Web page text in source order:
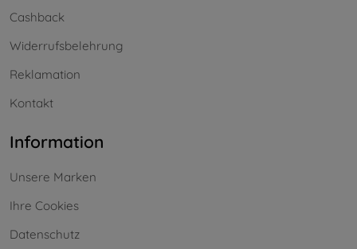
Cashback
Widerrufsbelehrung
Reklamation
Kontakt
Information
Unsere Marken
Ihre Cookies
Datenschutz